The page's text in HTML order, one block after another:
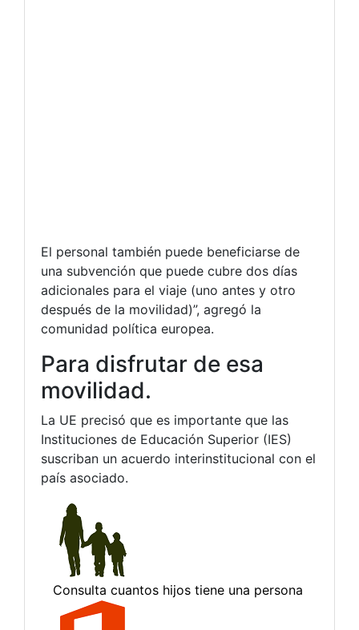
El personal también puede beneficiarse de
una subvención que puede cubre dos días
adicionales para el viaje (uno antes y otro
después de la movilidad)”, agregó la
comunidad política europea.
Para disfrutar de esa
movilidad.
La UE precisó que es importante que las
Instituciones de Educación Superior (IES)
suscriban un acuerdo interinstitucional con el
país asociado.